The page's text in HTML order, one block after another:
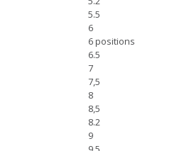
5.5
6
6 positions
6.5
7
7,5
8
8,5
8.2
9